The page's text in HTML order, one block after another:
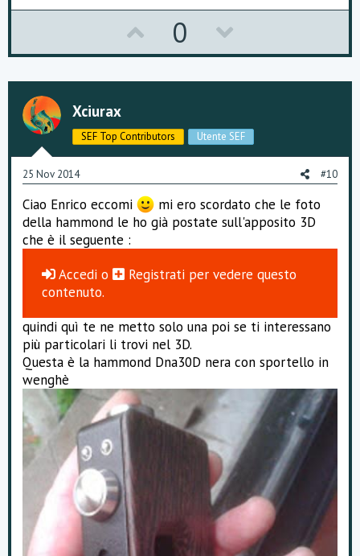
p
v
t
e
0
o
w
v
o
t
e
Xciurax
SEF Top Contributors Utente SEF
25 Nov 2014 #10
Ciao Enrico eccomi
mi ero scordato che le foto
della hammond le ho già postate sull'apposito 3D
che è il seguente :
Accedi o Registrati per vedere questo
contenuto.
quindi quì te ne metto solo una poi se ti interessano
più particolari li trovi nel 3D.
Questa è la hammond Dna30D nera con sportello in
wenghè